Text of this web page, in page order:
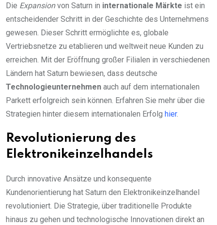
Die Expansionvon Saturn in internationale Märkte ist ein
entscheidender Schritt in der Geschichte des Unternehmens
gewesen. Dieser Schritt ermöglichte es, globale
Vertriebsnetze zu etablieren und weltweit neue Kunden zu
erreichen. Mit der Eröffnung großer Filialen in verschiedenen
Ländern hat Saturn bewiesen, dass deutsche
Technologieunternehmen auch auf dem internationalen
Parkett erfolgreich sein können. Erfahren Sie mehr über die
Strategien hinter diesem internationalen Erfolg hier.
Revolutionierung des
Elektronikeinzelhandels
Durch innovative Ansätze und konsequente
Kundenorientierung hat Saturn den Elektronikeinzelhandel
revolutioniert. Die Strategie, über traditionelle Produkte
hinaus zu gehen und technologische Innovationen direkt an